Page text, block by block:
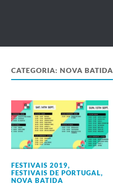
CATEGORIA:NOVA BATIDA
FESTIVAIS 2019,
FESTIVAIS DE PORTUGAL,
NOVA BATIDA